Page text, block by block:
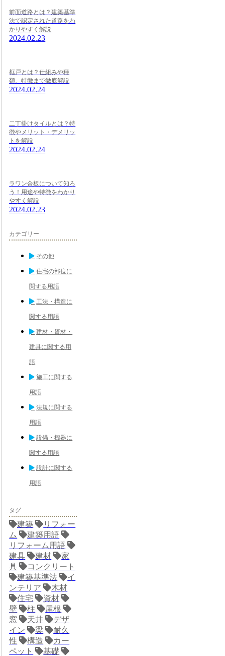
前面道路とは？建築基準
法で認定された道路をわ
かりやすく解説
2024.02.23
框戸とは？仕組みや種
類、特徴まで徹底解説
2024.02.24
二丁掛けタイルとは？特
徴やメリット・デメリッ
トを解説
2024.02.24
ラワン合板について知ろ
う！用途や特徴をわかり
やすく解説
2024.02.23
カテゴリー
その他
住宅の部位に
関する用語
工法・構造に
関する用語
建材・資材・
建具に関する用
語
施工に関する
用語
法規に関する
用語
設備・機器に
関する用語
設計に関する
用語
タグ
建築
リフォー
ム
建築用語
リフォーム用語
建具
建材
家
具
コンクリート
建築基準法
イ
ンテリア
木材
住宅
資材
壁
柱
屋根
窓
天井
デザ
イン
梁
耐久
性
構造
カー
ペット
基礎